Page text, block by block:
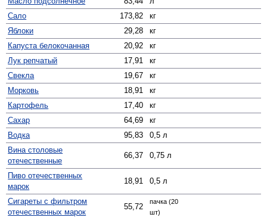
Сало
173,82
кг
Яблоки
29,28
кг
Капуста белокочанная
20,92
кг
Лук репчатый
17,91
кг
Свекла
19,67
кг
Морковь
18,91
кг
Картофель
17,40
кг
Сахар
64,69
кг
Водка
95,83
0,5 л
Вина столовые
отечественные
66,37 0,75 л
Пиво отечественных
марок
18,91 0,5 л
Сигареты с фильтром
отечественных марок
55,72
пачка (20
шт)